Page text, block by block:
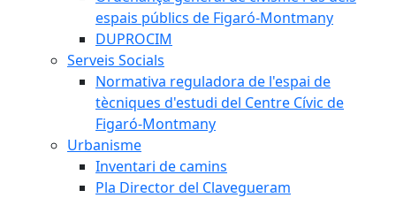
espais públics de Figaró-Montmany
DUPROCIM
Serveis Socials
Normativa reguladora de l'espai de
tècniques d'estudi del Centre Cívic de
Figaró-Montmany
Urbanisme
Inventari de camins
Pla Director del Clavegueram